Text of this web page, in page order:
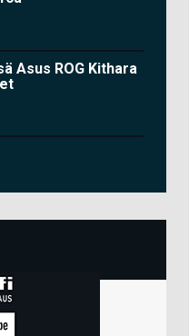
Asus ROG Kithara